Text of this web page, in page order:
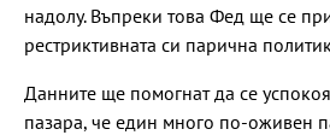
надолу. Въпреки това Фед ще се
рестриктивната си парична
Данните ще помогнат да се
пазара, че един много по-оживен